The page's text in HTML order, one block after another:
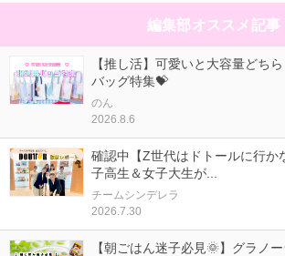
編集部オススメ記事
【推し活】可愛いと大容量どち
バッグ特集💝
のん
2026.8.6
確認中【Z世代はドトールに行か
子高生＆女子大生が...
チームシンデレラ
2026.7.30
【朝ごはん迷子必見🌞】グラノ